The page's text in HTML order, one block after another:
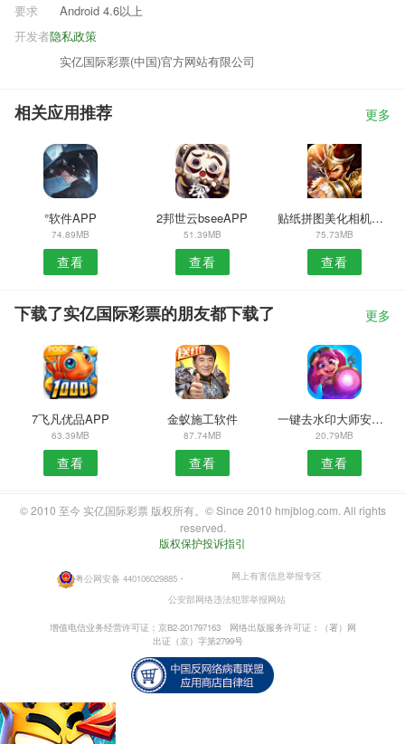
要求
Android 4.6以上
隐私政策
开发者
实亿国际彩票(中国)官方网站有限公司
相关应用推荐 更多
°软件APP
74.89MB
查看
2邦世云bseeAPP
51.39MB
查看
贴纸拼图美化相机APP
75.73MB
查看
下载了实亿国际彩票的朋友都下载了 更多
7飞凡优品APP
63.39MB
查看
金蚁施工软件
87.74MB
查看
一键去水印大师安卓版
20.79MB
查看
© 2010 至今 实亿国际彩票 版权所有。© Since 2010 hmjblog.com. All rights
reserved.
版权保护投诉指引
粤公网安备 440106029885・
网上有害信息举报专区
公安部网络违法犯罪举报网站
增值电信业务经营许可证：京B2-201797163
网络出版服务许可证：（署）网
出证（京）字第2799号